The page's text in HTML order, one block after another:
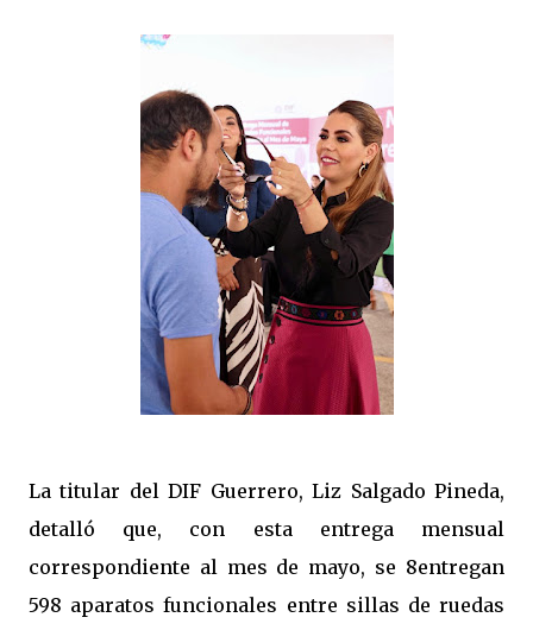
La titular del DIF Guerrero, Liz Salgado Pineda,
detalló que, con esta entrega mensual
correspondiente al mes de mayo, se 8entregan
598 aparatos funcionales entre sillas de ruedas